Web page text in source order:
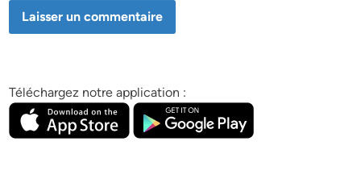
Téléchargez notre application :